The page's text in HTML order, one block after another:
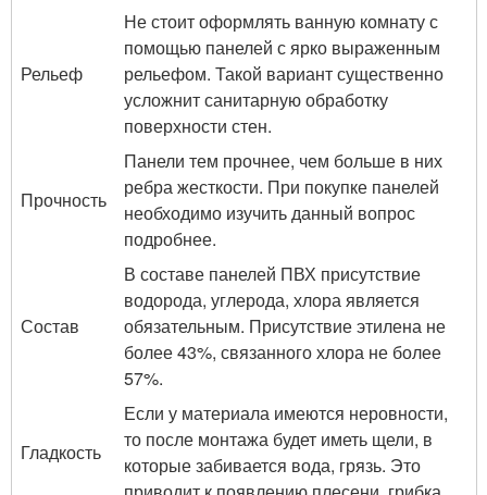
Рельеф
Не стоит оформлять ванную комнату с
помощью панелей с ярко выраженным
рельефом. Такой вариант существенно
усложнит санитарную обработку
поверхности стен.
Прочность
Панели тем прочнее, чем больше в них
ребра жесткости. При покупке панелей
необходимо изучить данный вопрос
подробнее.
Состав
В составе панелей ПВХ присутствие
водорода, углерода, хлора является
обязательным. Присутствие этилена не
более 43%, связанного хлора не более
57%.
Гладкость
Если у материала имеются неровности,
то после монтажа будет иметь щели, в
которые забивается вода, грязь. Это